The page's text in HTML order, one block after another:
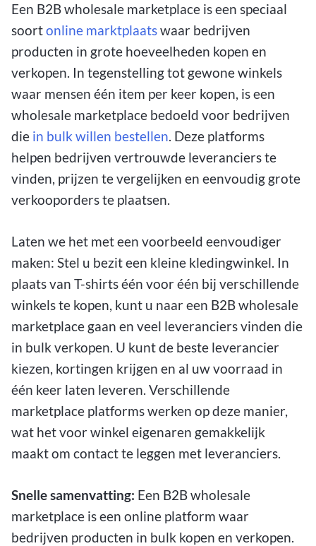
Een B2B wholesale marketplace is een speciaal
soortonline marktplaatswaar bedrijven
producten in grote hoeveelheden kopen en
verkopen. In tegenstelling tot gewone winkels
waar mensen één item per keer kopen, is een
wholesale marketplace bedoeld voor bedrijven
die in bulk willen bestellen. Deze platforms
helpen bedrijven vertrouwde leveranciers te
vinden, prijzen te vergelijken en eenvoudig grote
verkooporders te plaatsen.
Laten we het met een voorbeeld eenvoudiger
maken: Stel u bezit een kleine kledingwinkel. In
plaats van T-shirts één voor één bij verschillende
winkels te kopen, kunt u naar een B2B wholesale
marketplace gaan en veel leveranciers vinden die
in bulk verkopen. U kunt de beste leverancier
kiezen, kortingen krijgen en al uw voorraad in
één keer laten leveren. Verschillende
marketplace platforms werken op deze manier,
wat het voor winkel eigenaren gemakkelijk
maakt om contact te leggen met leveranciers.
Snelle samenvatting: Een B2B wholesale
marketplace is een online platform waar
bedrijven producten in bulk kopen en verkopen.